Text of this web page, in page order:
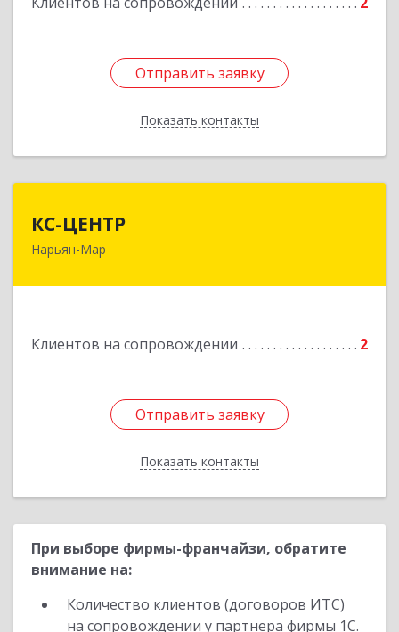
Отправить заявку
Показать контакты
Отправить заявку
Назад
КС-ЦЕНТР
Нарьян-Мар
Клиентов на сопровождении 2
Отправить заявку
Показать контакты
Отправить заявку
Назад
При выборе фирмы-франчайзи, обратите
внимание на:
Количество клиентов (договоров ИТС)
на сопровождении у партнера фирмы 1С.